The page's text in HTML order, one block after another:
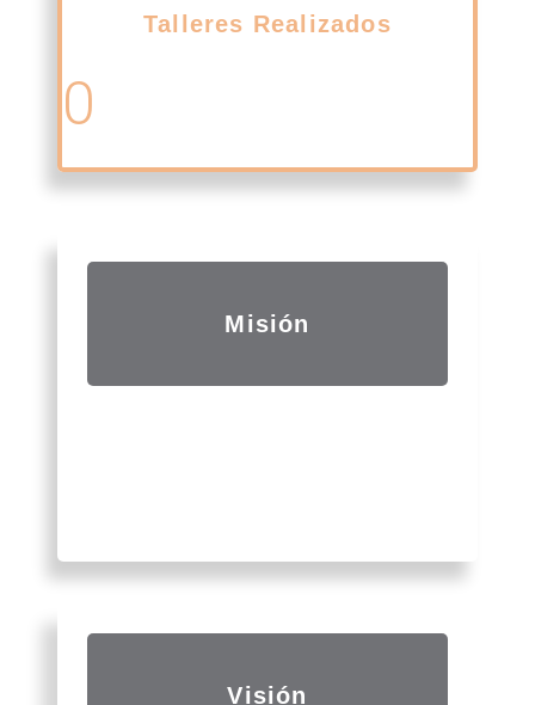
Talleres Realizados
0
Misión
Visión